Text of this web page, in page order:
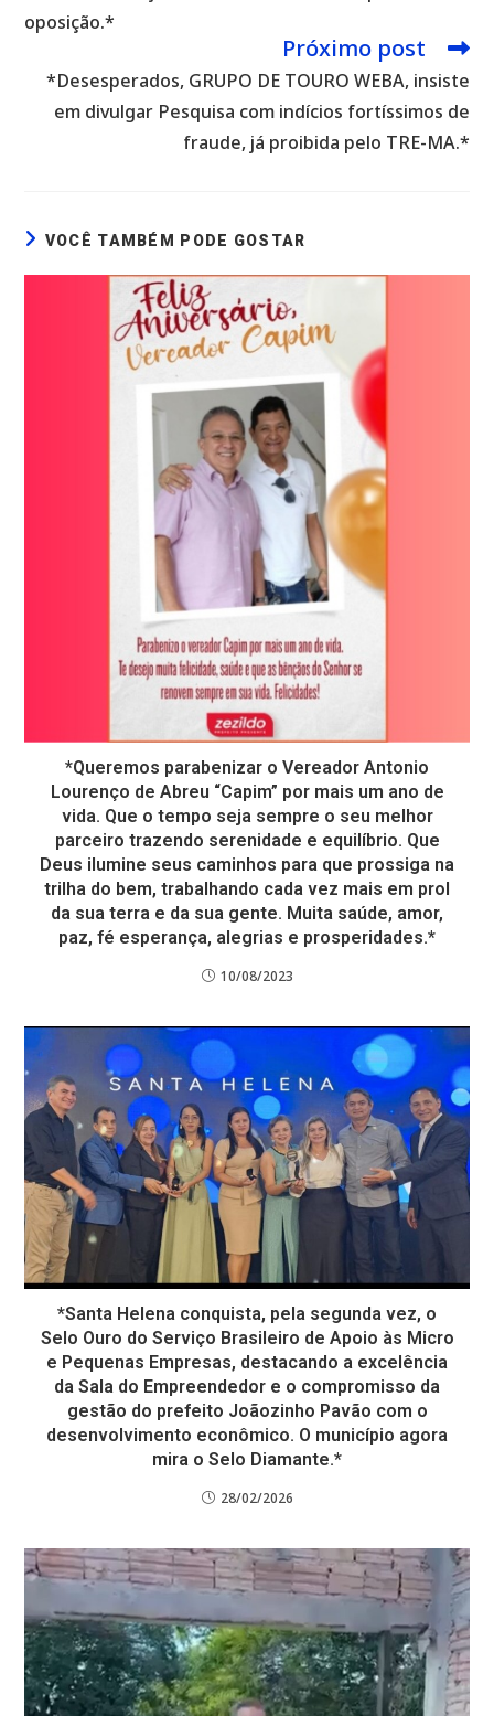
oposição.*
Próximo post
*Desesperados, GRUPO DE TOURO WEBA, insiste
em divulgar Pesquisa com indícios fortíssimos de
fraude, já proibida pelo TRE-MA.*
VOCÊ TAMBÉM PODE GOSTAR
*Queremos parabenizar o Vereador Antonio
Lourenço de Abreu “Capim” por mais um ano de
vida. Que o tempo seja sempre o seu melhor
parceiro trazendo serenidade e equilíbrio. Que
Deus ilumine seus caminhos para que prossiga na
trilha do bem, trabalhando cada vez mais em prol
da sua terra e da sua gente. Muita saúde, amor,
paz, fé esperança, alegrias e prosperidades.*
10/08/2023
*Santa Helena conquista, pela segunda vez, o
Selo Ouro do Serviço Brasileiro de Apoio às Micro
e Pequenas Empresas, destacando a excelência
da Sala do Empreendedor e o compromisso da
gestão do prefeito Joãozinho Pavão com o
desenvolvimento econômico. O município agora
mira o Selo Diamante.*
28/02/2026